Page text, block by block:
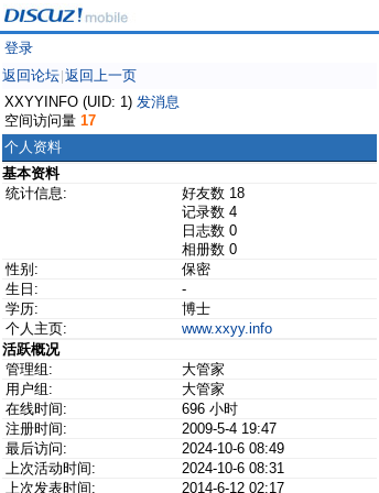
登录
返回论坛 返回上一页
XXYYINFO (UID: 1) 发消息
空间访问量 17
个人资料
基本资料
统计信息:
好友数 18
记录数 4
日志数 0
相册数 0
性别:
保密
生日:
-
学历:
博士
个人主页:
www.xxyy.info
活跃概况
管理组:
大管家
用户组:
大管家
在线时间:
696 小时
注册时间:
2009-5-4 19:47
最后访问:
2024-10-6 08:49
上次活动时间:
2024-10-6 08:31
上次发表时间:
2014-6-12 02:17